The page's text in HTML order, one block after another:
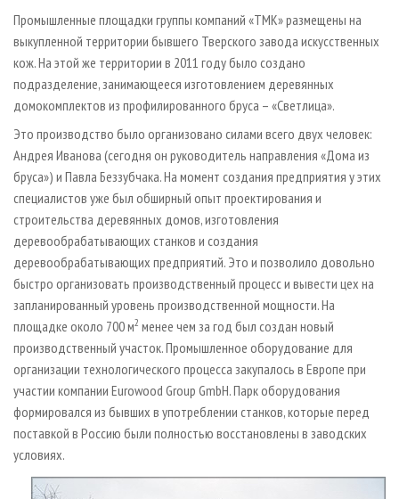
Промышленные площадки группы компаний «ТМК» размещены на
выкупленной территории бывшего Тверского завода искусственных
кож. На этой же территории в 2011 году было создано
подразделение, занимающееся изготовлением деревянных
домокомплектов из профилированного бруса – «Светлица».
Это производство было организовано силами всего двух человек:
Андрея Иванова (сегодня он руководитель направления «Дома из
бруса») и Павла Беззубчака. На момент создания предприятия у этих
специалистов уже был обширный опыт проектирования и
строительства деревянных домов, изготовления
деревообрабатывающих станков и создания
деревообрабатывающих предприятий. Это и позволило довольно
быстро организовать производственный процесс и вывес­ти цех на
запланированный уровень производственной мощности. На
площадке около 700 м2 менее чем за год был создан новый
производственный участок. Промышленное оборудование для
организации технологического процесса закупалось в Европе при
участии компании Eurowood Group GmbH. Парк оборудования
формировался из бывших в употреблении станков, которые перед
поставкой в Россию были полностью восстановлены в заводских
условиях.